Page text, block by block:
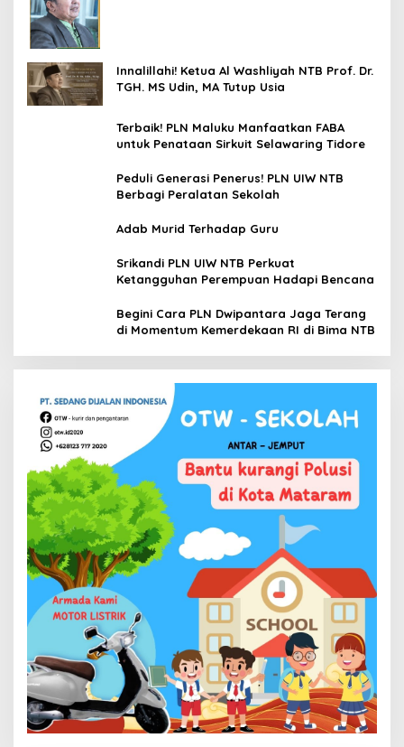
Innalillahi! Ketua Al Washliyah NTB Prof. Dr.
TGH. MS Udin, MA Tutup Usia
Terbaik! PLN Maluku Manfaatkan FABA
untuk Penataan Sirkuit Selawaring Tidore
Peduli Generasi Penerus! PLN UIW NTB
Berbagi Peralatan Sekolah
Adab Murid Terhadap Guru
Srikandi PLN UIW NTB Perkuat
Ketangguhan Perempuan Hadapi Bencana
Begini Cara PLN Dwipantara Jaga Terang
di Momentum Kemerdekaan RI di Bima NTB